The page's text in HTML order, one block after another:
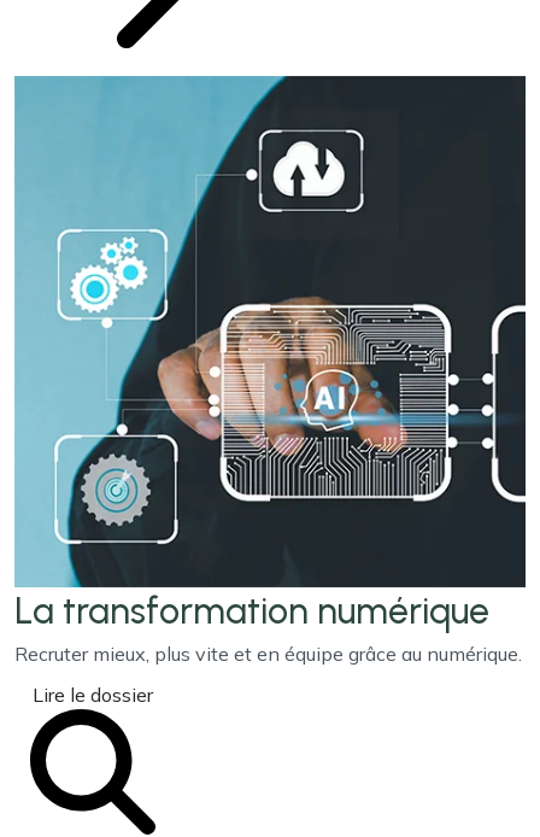
La transformation numérique
Recruter mieux, plus vite et en équipe grâce au numérique.
Lire le dossier